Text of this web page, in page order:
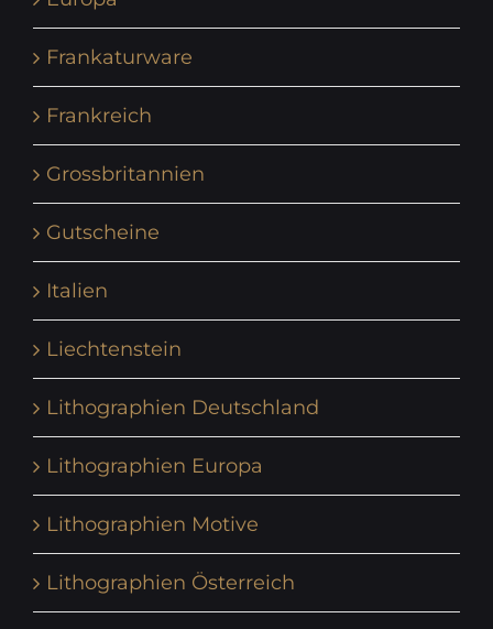
Frankaturware
Frankreich
Grossbritannien
Gutscheine
Italien
Liechtenstein
Lithographien Deutschland
Lithographien Europa
Lithographien Motive
Lithographien Österreich